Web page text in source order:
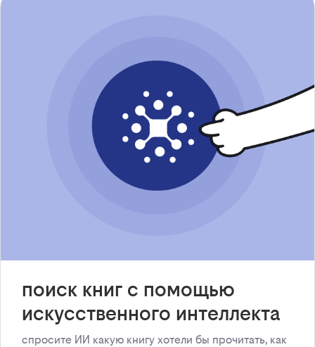
поиск книг с помощью
искусственного интеллекта
спросите ИИ какую книгу хотели бы прочитать, как